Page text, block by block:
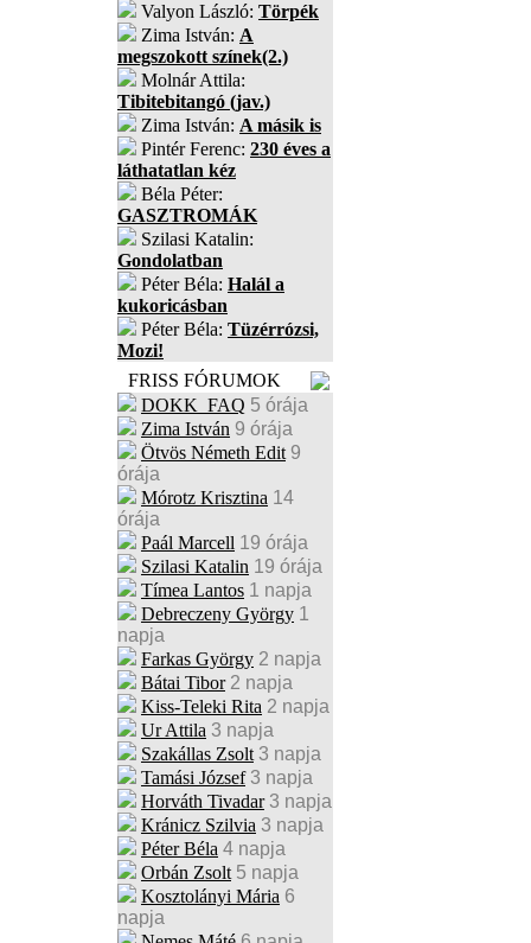
Valyon László: Törpék
Zima István: A
megszokott színek(2.)
Molnár Attila:
Tibitebitangó (jav.)
Zima István: A másik is
Pintér Ferenc: 230 éves a
láthatatlan kéz
Béla Péter:
GASZTROMÁK
Szilasi Katalin:
Gondolatban
Péter Béla: Halál a
kukoricásban
Péter Béla: Tüzérrózsi,
Mozi!
FRISS FÓRUMOK
DOKK_FAQ 5 órája
Zima István 9 órája
Ötvös Németh Edit 9
órája
Mórotz Krisztina 14
órája
Paál Marcell 19 órája
Szilasi Katalin 19 órája
Tímea Lantos 1 napja
Debreczeny György 1
napja
Farkas György 2 napja
Bátai Tibor 2 napja
Kiss-Teleki Rita 2 napja
Ur Attila 3 napja
Szakállas Zsolt 3 napja
Tamási József 3 napja
Horváth Tivadar 3 napja
Kránicz Szilvia 3 napja
Péter Béla 4 napja
Orbán Zsolt 5 napja
Kosztolányi Mária 6
napja